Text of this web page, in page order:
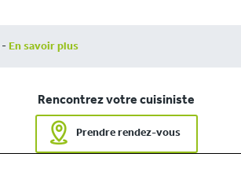
- En savoir plus
Rencontrez votre cuisiniste
Prendre rendez-vous